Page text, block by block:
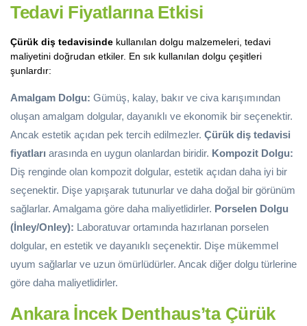
Tedavi FiyatlarınaEtkisi
Çürük diş tedavisinde kullanılan dolgu malzemeleri, tedavi
maliyetini doğrudan etkiler. En sık kullanılan dolgu çeşitleri
şunlardır:
Amalgam Dolgu: Gümüş, kalay, bakır ve civa karışımından
oluşan amalgam dolgular, dayanıklı ve ekonomik bir seçenektir.
Ancak estetik açıdan pek tercih edilmezler. Çürük diş tedavisi
fiyatları arasında en uygun olanlardan biridir. Kompozit Dolgu:
Diş renginde olan kompozit dolgular, estetik açıdan daha iyi bir
seçenektir. Dişe yapışarak tutunurlar ve daha doğal bir görünüm
sağlarlar. Amalgama göre daha maliyetlidirler. Porselen Dolgu
(İnley/Onley): Laboratuvar ortamında hazırlanan porselen
dolgular, en estetik ve dayanıklı seçenektir. Dişe mükemmel
uyum sağlarlar ve uzun ömürlüdürler. Ancak diğer dolgu türlerine
göre daha maliyetlidirler.
Ankara İncek Denthaus’ta Çürük